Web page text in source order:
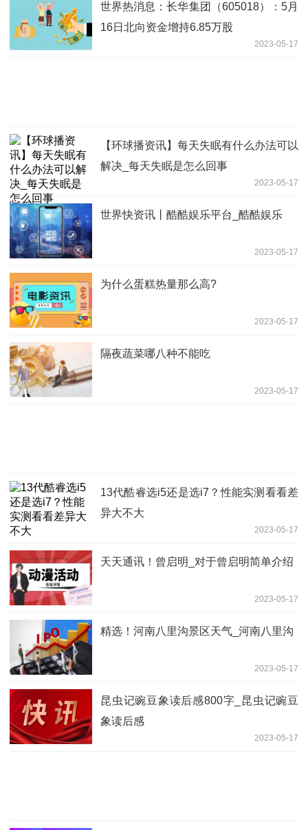
世界热消息：长华集团（605018）：5月
16日北向资金增持6.85万股
2023-05-17
【环球播资讯】每天失眠有什么办法可以
解决_每天失眠是怎么回事
2023-05-17
世界快资讯丨酷酷娱乐平台_酷酷娱乐
2023-05-17
为什么蛋糕热量那么高?
2023-05-17
隔夜蔬菜哪八种不能吃
2023-05-17
13代酷睿选i5还是选i7？性能实测看看差
异大不大
2023-05-17
天天通讯！曾启明_对于曾启明简单介绍
2023-05-17
精选！河南八里沟景区天气_河南八里沟
2023-05-17
昆虫记豌豆象读后感800字_昆虫记豌豆
象读后感
2023-05-17